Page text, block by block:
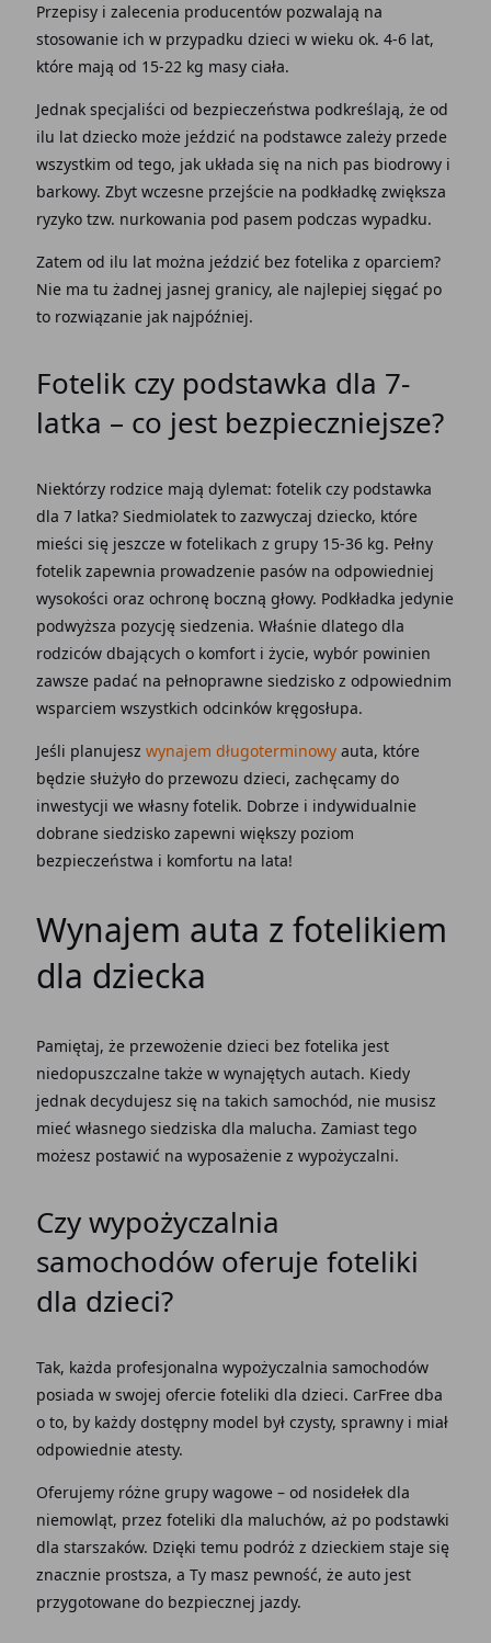
Przepisy i zalecenia producentów pozwalają na
stosowanie ich w przypadku dzieci w wieku ok. 4-6 lat,
które mają od 15-22 kg masy ciała.
Jednak specjaliści od bezpieczeństwa podkreślają, że od
ilu lat dziecko może jeździć na podstawce zależy przede
wszystkim od tego, jak układa się na nich pas biodrowy i
barkowy. Zbyt wczesne przejście na podkładkę zwiększa
ryzyko tzw. nurkowania pod pasem podczas wypadku.
Zatem od ilu lat można jeździć bez fotelika z oparciem?
Nie ma tu żadnej jasnej granicy, ale najlepiej sięgać po
to rozwiązanie jak najpóźniej.
Fotelik czy podstawka dla 7-
latka – co jest bezpieczniejsze?
Niektórzy rodzice mają dylemat: fotelik czy podstawka
dla 7 latka? Siedmiolatek to zazwyczaj dziecko, które
mieści się jeszcze w fotelikach z grupy 15-36 kg. Pełny
fotelik zapewnia prowadzenie pasów na odpowiedniej
wysokości oraz ochronę boczną głowy. Podkładka jedynie
podwyższa pozycję siedzenia. Właśnie dlatego dla
rodziców dbających o komfort i życie, wybór powinien
zawsze padać na pełnoprawne siedzisko z odpowiednim
wsparciem wszystkich odcinków kręgosłupa.
Jeśli planujesz wynajem długoterminowyauta, które
będzie służyło do przewozu dzieci, zachęcamy do
inwestycji we własny fotelik. Dobrze i indywidualnie
dobrane siedzisko zapewni większy poziom
bezpieczeństwa i komfortu na lata!
Wynajem auta z fotelikiem
dla dziecka
Pamiętaj, że przewożenie dzieci bez fotelika jest
niedopuszczalne także w wynajętych autach. Kiedy
jednak decydujesz się na takich samochód, nie musisz
mieć własnego siedziska dla malucha. Zamiast tego
możesz postawić na wyposażenie z wypożyczalni.
Czy wypożyczalnia
samochodów oferuje foteliki
dla dzieci?
Tak, każda profesjonalna wypożyczalnia samochodów
posiada w swojej ofercie foteliki dla dzieci. CarFree dba
o to, by każdy dostępny model był czysty, sprawny i miał
odpowiednie atesty.
Oferujemy różne grupy wagowe – od nosidełek dla
niemowląt, przez foteliki dla maluchów, aż po podstawki
dla starszaków. Dzięki temu podróż z dzieckiem staje się
znacznie prostsza, a Ty masz pewność, że auto jest
przygotowane do bezpiecznej jazdy.